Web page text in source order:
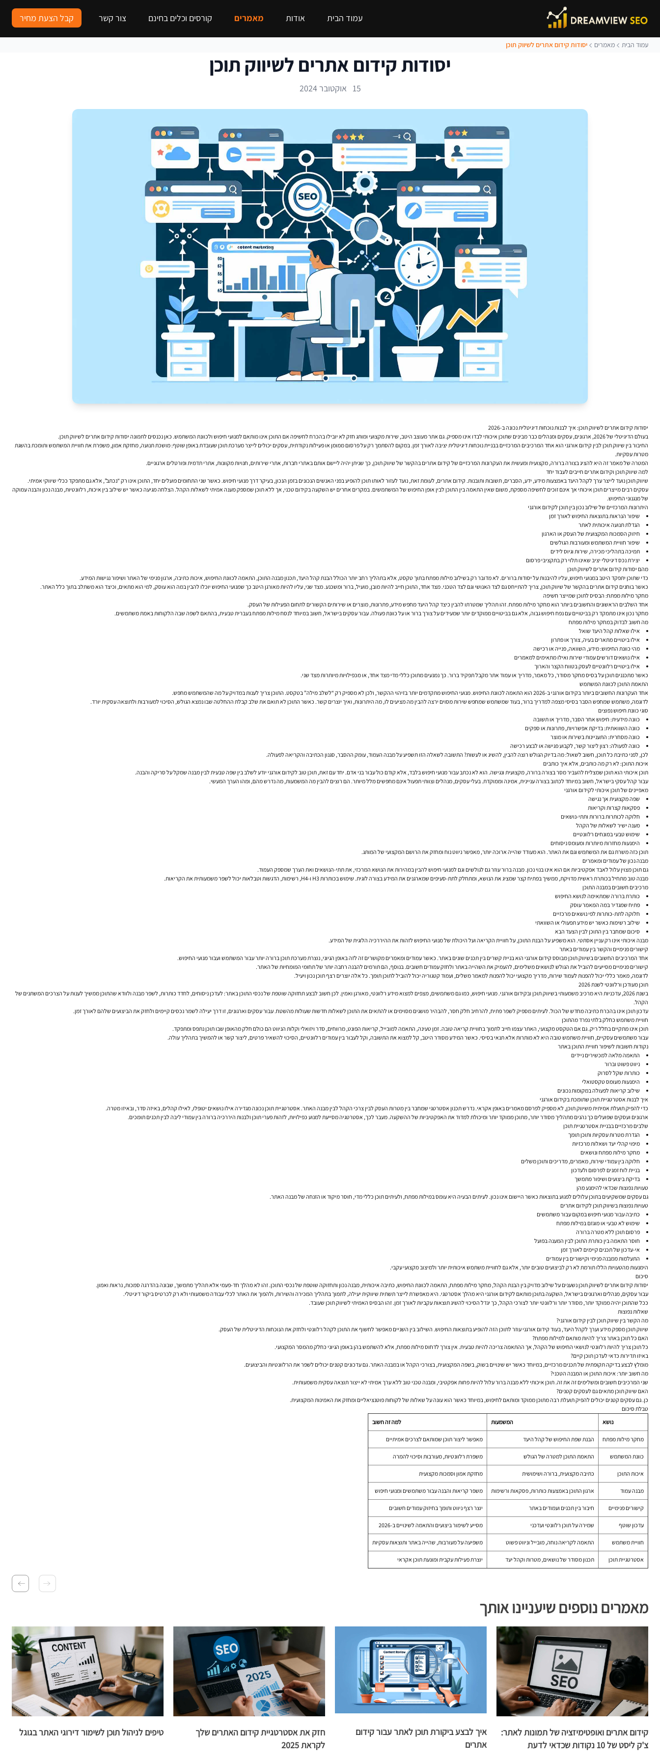
עמוד הבית אודות מאמרים קורסים וכלים בחינם צור קשר קבל הצעת מחיר
עמוד הבית מאמרים יסודות קידום אתרים לשיווק תוכן
יסודות קידום אתרים לשיווק תוכן
15 אוקטובר 2024
יסודות קידום אתרים לשיווק תוכן: איך לבנות נוכחות דיגיטלית נכונה ב-2026
בעולם הדיגיטלי של 2026, ארגונים, עסקים ומנהלים כבר מבינים שתוכן איכותי לבדו אינו מספיק. גם אתר מעוצב היטב, שירות מקצועי ומותג חזק לא יובילו בהכרח לחשיפה אם התוכן אינו מותאם למנועי חיפוש ולכוונת המשתמש. כאן נכנסים לתמונה יסודות קידום אתרים לשיווק תוכן.
החיבור בין שיווק תוכן לבין קידום אורגני הוא אחד המרכיבים המרכזיים בבניית נוכחות דיגיטלית יציבה לאורך זמן. במקום להסתמך רק על פרסום ממומן או פעילות נקודתית, עסקים יכולים לייצר מערכת תוכן שעובדת באופן שוטף: מושכת תנועה, מחזקת אמון, משפרת את חוויית המשתמש ותומכת בהשגת
מטרות עסקיות.
המטרה של מאמר זה היא להציג בצורה ברורה, מקצועית ומעשית את העקרונות המרכזיים של קידום אתרים בהקשר של שיווק תוכן, כך שניתן יהיה ליישם אותם באתרי חברות, אתרי שירותים, חנויות מקוונות, אתרי תדמית ופורטלים ארגוניים.
למה שיווק תוכן וקידום אתרים חייבים לעבוד יחד
שיווק תוכן נועד לייצר ערך לקהל היעד באמצעות מידע, ידע, הסברים, תשובות ותובנות. קידום אתרים, לעומת זאת, נועד לעזור לאותו תוכן להופיע בפני האנשים הנכונים בזמן הנכון, בעיקר דרך מנועי חיפוש. כאשר שני התחומים פועלים יחד, התוכן אינו רק “נכתב”, אלא גם מתפקד ככלי שיווקי אמיתי.
עסקים רבים מייצרים תוכן איכותי אך אינם זוכים לחשיפה מספקת, משום שאין התאמה בין התוכן לבין אופן החיפוש של המשתמשים. במקרים אחרים יש השקעה בקידום טכני, אך ללא תוכן שמספק מענה אמיתי לשאלות הקהל. הצלחה מגיעה כאשר יש שילוב בין איכות, רלוונטיות, מבנה נכון והבנה עמוקה
של מנגנוני החיפוש.
היתרונות המרכזיים של שילוב נכון בין תוכן לקידום אורגני
שיפור הנראות בתוצאות החיפוש לאורך זמן
הגדלת תנועה איכותית לאתר
חיזוק הסמכות המקצועית של העסק או הארגון
שיפור חוויית המשתמש ומעורבות הגולשים
תמיכה בתהליכי מכירה, שירות וגיוס לידים
יצירת נכס דיגיטלי יציב שאינו תלוי רק בתקציבי פרסום
מהם יסודות קידום אתרים לשיווק תוכן
כדי שתוכן יתפקד היטב במנועי חיפוש, עליו להיבנות על יסודות ברורים. לא מדובר רק בשילוב מילות מפתח בתוך טקסט, אלא בתהליך רחב יותר הכולל הבנת קהל היעד, תכנון מבנה התוכן, התאמה לכוונת החיפוש, איכות כתיבה, ארגון פנימי של האתר ושיפור נגישות המידע.
כאשר בוחנים קידום אתריםבהקשר של שיווק תוכן, צריך להתייחס גם לצד האנושי וגם לצד הטכני. מצד אחד, התוכן חייב להיות מובן, מועיל, ברור ומשכנע. מצד שני, עליו להיות מאורגן היטב כך שמנועי החיפוש יוכלו להבין במה הוא עוסק, למי הוא מתאים, וכיצד הוא משתלב בתוך כלל האתר.
מחקר מילות מפתח: הבסיס לתוכן שמייצר חשיפה
אחד השלבים הראשונים והחשובים ביותר הוא מחקר מילות מפתח. זהו תהליך שמטרתו להבין כיצד קהל היעד מחפש מידע, פתרונות, מוצרים או שירותים הקשורים לתחום הפעילות של העסק.
מחקר נכון אינו מתמקד רק בביטויים עם נפח חיפוש גבוה, אלא גם בביטויים ממוקדים יותר שמעידים על צורך ברור או על כוונת פעולה. עבור עסקים בישראל, חשוב במיוחד לנסח מילות מפתח בעברית טבעית, בהתאם לשפה שבה הלקוחות באמת משתמשים.
מה חשוב לבדוק במחקר מילות מפתח
אילו שאלות קהל היעד שואל
אילו ביטויים מתארים בעיה, צורך או פתרון
מהי כוונת החיפוש: מידע, השוואה, פנייה או רכישה
אילו נושאים דורשים עמודי שירות ואילו מתאימים למאמרים
אילו ביטויים רלוונטיים לעסק בטווח הקצר והארוך
כאשר מתכננים תוכן על בסיס מחקר מסודר, כל מאמר, מדריך או עמוד אתר מקבל תפקיד ברור. כך נמנעים מתוכן כללי מדי מצד אחד, או מכפילויות מיותרות מצד שני.
התאמת התוכן לכוונת המשתמש
אחד העקרונות החשובים ביותר בקידום אורגני ב-2026 הוא התאמה לכוונת החיפוש. מנועי החיפוש מתקדמים יותר בזיהוי ההקשר, ולכן לא מספיק רק “לשלב מילה” בטקסט. התוכן צריך לענות במדויק על מה שהמשתמש מחפש.
לדוגמה, משתמש שמחפש הסבר בסיסי מצפה למדריך ברור, בעוד שמשתמש שמחפש שירות מסוים ירצה להבין מה מציעים לו, מה היתרונות, ואיך יוצרים קשר. כאשר התוכן לא תואם את שלב קבלת ההחלטה שבו נמצא הגולש, הסיכוי למעורבות ולתוצאה עסקית יורד.
סוגי כוונת חיפוש נפוצים
כוונה מידעית: חיפוש אחר הסבר, מדריך או תשובה
כוונה השוואתית:בדיקת אפשרויות, פתרונות או ספקים
כוונה מסחרית: התעניינות בשירות או מוצר
כוונה לפעולה: רצון ליצור קשר, לקבוע פגישה או לבצע רכישה
לכן, לפני כתיבת כל תוכן, חשוב לשאול: מה בדיוק הגולש רוצה להבין, להשיג או לעשות? התשובה לשאלה הזו תשפיע על מבנה העמוד, עומק ההסבר, סגנון הכתיבה והקריאה לפעולה.
איכות התוכן: לא רק מה כותבים, אלא איך כותבים
תוכן איכותי הוא תוכן שמצליח להעביר מסר בצורה ברורה, מקצועית ונגישה. הוא לא נכתב עבור מנועי חיפוש בלבד, אלא קודם כול עבור בני אדם. יחד עם זאת, תוכן טוב לקידום אורגני יודע לשלב בין שפה טבעית לבין מבנה שמקל על סריקה והבנה.
עבור קהל עסקי בישראל, חשוב במיוחד לכתוב בצורה עניינית, אמינה וממוקדת. בעלי עסקים, מנהלים וצוותי תפעול אינם מחפשים מלל מיותר. הם רוצים להבין מה המשמעות, מה נדרש מהם, ומהו הערך המעשי.
מאפיינים של תוכן איכותי לקידום אורגני
שפה מקצועית אך נגישה
פסקאות קצרות וקריאות
חלוקה לכותרות ברורות ותתי-נושאים
מענה ישיר לשאלות של הקהל
שימוש טבעי במונחים רלוונטיים
הימנעות מחזרות מיותרות ומעומס ניסוחים
תוכן כזה משרת גם את המשתמש וגם את האתר. הוא מעודד שהייה ארוכה יותר, מאפשר ניווט נוח ומחזק את הרושם המקצועי של המותג.
מבנה נכון של עמודים ומאמרים
גם תוכן מצוין עלול לאבד אפקטיביות אם הוא אינו בנוי נכון. מבנה ברור עוזר גם לגולשים וגם למנועי חיפוש להבין במהירות את הנושא המרכזי, את תתי-הנושאים ואת הערך שמספק העמוד.
מבנה טוב מתחיל בכותרת ראשית מדויקת, ממשיך בפתיח קצר שמציג את הנושא, ומתחלק לתת-סעיפים שמארגנים את המידע בצורה לוגית. שימוש בכותרות H3 ו-H4, רשימות, הדגשות וטבלאות יכול לשפר משמעותית את הקריאות.
מרכיבים חשובים במבנה התוכן
כותרת ברורה שמתאימה לנושא החיפוש
פתיח שמגדיר במה המאמר עוסק
חלוקה לתת-כותרות לפי נושאים מרכזיים
שילוב רשימות כאשר יש מידע תפעולי או השוואתי
סיכום שמחבר בין התוכן לבין הצעד הבא
מבנה איכותי אינו רק עניין אסתטי. הוא משפיע על הבנת התוכן, על חוויית הקריאה ועל היכולת של מנועי החיפוש לזהות את ההיררכיה הלוגית של המידע.
קישורים פנימיים והקשר בין עמודים באתר
אחד המרכיבים החשובים בשיווק תוכן מבוסס קידום אורגני הוא בניית קשרים בין תכנים שונים באתר. כאשר עמודים ומאמרים מקושרים זה לזה באופן הגיוני, נוצרת מערכת תוכן ברורה יותר עבור המשתמש ועבור מנועי החיפוש.
קישורים פנימיים מסייעים להוביל את הגולש לנושאים משלימים, להעמיק את השהייה באתר ולחזק עמודים חשובים. בנוסף, הם תורמים להבנה רחבה יותר של תחומי המומחיות של האתר.
לדוגמה, מאמר כללי יכול להפנות לעמוד שירות, מדריך מקצועי יכול להפנות למאמר משלים, ועמוד קטגוריה יכול להוביל לתוכן תומך. כל אלה יוצרים רצף תוכן נכון ויעיל.
תוכן מעודכן ורלוונטי לשנת 2026
בשנת 2026, עדכניות היא מרכיב משמעותי בשיווק תוכן ובקידום אורגני. מנועי חיפוש, כמו גם משתמשים, מצפים למצוא מידע רלוונטי, מאורגן ואמין. לכן חשוב לבצע תחזוקה שוטפת של נכסי התוכן באתר: לעדכן ניסוחים, לחדד כותרות, לשפר מבנה ולוודא שהתוכן ממשיך לענות על הצרכים המשתנים של
הקהל.
עדכון תוכן אינו בהכרח כתיבה מחדש של הכול. לעיתים מספיק לשפר פתיח, להרחיב חלק חסר, להבהיר מושגים מסוימים או להתאים את התוכן לשאלות חדשות שעולות מהשטח. עבור עסקים וארגונים, זו דרך יעילה לשמר נכסים קיימים ולחזק את הביצועים שלהם לאורך זמן.
חוויית משתמש כחלק בלתי נפרד מהתוכן
תוכן אינו מתקיים בחלל ריק. גם אם הטקסט מקצועי, האתר עצמו חייב לתמוך בחוויית קריאה טובה. זמן טעינה, התאמה למובייל, קריאות הפונט, מרווחים, סדר ויזואלי וקלות הניווט הם כולם חלק מהאופן שבו תוכן נתפס ומתפקד.
עבור משתמשים עסקיים, חוויית משתמש טובה היא לא מותרות אלא תנאי בסיסי. כאשר המידע מסודר היטב, קל למצוא את התשובה, וקל לעבור בין עמודים רלוונטיים, הסיכוי להשאיר פרטים, ליצור קשר או להמשיך בתהליך עולה.
נקודות חשובות לשיפור חוויית התוכן באתר
התאמה מלאה למכשירים ניידים
ניווט פשוט וברור
כותרות שקל לסרוק
הימנעות מעומס טקסטואלי
שילוב קריאות לפעולה במקומות נכונים
איך לבנות אסטרטגיית תוכן שתומכת בקידום אורגני
כדי להפיק תועלת אמיתית משיווק תוכן, לא מספיק לפרסם מאמרים באופן אקראי. נדרש תכנון אסטרטגי שמחבר בין מטרות העסק לבין צרכי הקהל לבין מבנה האתר. אסטרטגיית תוכן נכונה מגדירה אילו נושאים יטופלו, לאילו קהלים, באיזה סדר, ובאיזו מטרה.
ארגונים ועסקים שפועלים כך נהנים מתהליך מסודר יותר, מתוכן ממוקד יותר ומיכולת למדוד את האפקטיביות של ההשקעה. מעבר לכך, אסטרטגיה מסייעת למנוע כפילויות, לזהות פערי תוכן ולבנות היררכיה ברורה בין עמודי ליבה לבין תכנים תומכים.
שלבים מרכזיים בבניית אסטרטגיית תוכן
הגדרת מטרות עסקיות ותוכן תומך
מיפוי קהלי יעד ושאלות מרכזיות
מחקר מילות מפתח ונושאים
חלוקה בין עמודי שירות, מאמרים, מדריכים ותוכן משלים
בניית לוח זמנים לפרסום ולעדכון
בדיקת ביצועים ושיפור מתמשך
טעויות נפוצות שכדאי להימנע מהן
גם עסקים שמשקיעים בתוכן עלולים לפגוע בתוצאות כאשר היישום אינו נכון. לעיתים הבעיה היא עומס במילות מפתח, ולעיתים תוכן כללי מדי, חוסר מיקוד או הזנחה של מבנה האתר.
טעויות נפוצות בשיווק תוכן לקידום אתרים
כתיבה עבור מנועי חיפוש במקום עבור משתמשים
שימוש לא טבעי או מוגזם במילות מפתח
פרסום תוכן ללא מטרה ברורה
חוסר התאמה בין כותרת התוכן לבין המענה בפועל
אי-עדכון של תכנים קיימים לאורך זמן
התעלמות ממבנה פנימי וקישורים בין עמודים
הימנעות מהטעויות הללו תורמת לא רק לביצועים טובים יותר, אלא גם לחוויית משתמש איכותית יותר ולמיצוב מקצועי עקבי.
סיכום
יסודות קידום אתרים לשיווק תוכן נשענים על שילוב מדויק בין הבנת הקהל, מחקר מילות מפתח, התאמה לכוונת החיפוש, כתיבה איכותית, מבנה נכון ותחזוקה שוטפת של נכסי התוכן. זהו לא מהלך חד-פעמי אלא תהליך מתמשך, שבונה בהדרגה סמכות, נראות ואמון.
עבור עסקים, מנהלים וארגונים בישראל, השקעה בתוכן מותאם לקידום אורגני היא מהלך אסטרטגי. היא מאפשרת לייצר תשתית שיווקית יעילה, לתמוך בתהליך המכירה והשירות, ולהפוך את האתר לכלי עבודה משמעותי ולא רק לכרטיס ביקור דיגיטלי.
ככל שהתוכן יהיה ממוקד יותר, מסודר יותר ורלוונטי יותר לצורכי הקהל, כך יגדל הסיכוי להשיג תוצאות עקביות לאורך זמן. זהו הבסיס האמיתי לשיווק תוכן שעובד.
שאלות נפוצות
מה הקשר בין שיווק תוכן לבין קידום אורגני?
שיווק תוכן מספק מידע וערך לקהל היעד, בעוד קידום אורגני עוזר לתוכן הזה להופיע בתוצאות החיפוש. השילוב בין השניים מאפשר לחשוף את התוכן לקהל רלוונטי ולחזק את הנוכחות הדיגיטלית של העסק.
האם כל תוכן באתר צריך להיות מותאם למילות מפתח?
כל תוכן צריך להיות רלוונטי לנושאי החיפוש של הקהל, אך ההתאמה צריכה להיות טבעית. אין צורך לדחוס מילות מפתח, אלא להשתמש בהן באופן הגיוני כחלק מהמסר המקצועי.
באיזו תדירות כדאי לעדכן תוכן קיים?
מומלץ לבצע בדיקה תקופתית של תכנים מרכזיים, במיוחד כאשר יש שינויים בשוק, בשפה המקצועית, בצורכי הקהל או במבנה האתר. גם עדכונים קטנים יכולים לשפר את הרלוונטיות והביצועים.
מה חשוב יותר: איכות התוכן או המבנה הטכני?
שני המרכיבים חשובים ומשלימים זה את זה. תוכן איכותי ללא מבנה ברור עלול להיות פחות אפקטיבי, ומבנה טכני טוב ללא ערך אמיתי לא ייצור תוצאה עסקית משמעותית.
האם שיווק תוכן מתאים גם לעסקים קטנים?
כן. גם עסקים קטנים יכולים להפיק תועלת רבה מתוכן ממוקד ומותאם לחיפוש, במיוחד כאשר הוא עונה על שאלות של לקוחות פוטנציאליים ומחזק את האמינות המקצועית.
טבלת סיכום
נושא
המשמעות למה זה חשוב
מחקר מילות מפתח הבנת שפת החיפוש של קהל היעד מאפשר ליצור תוכן שמותאם לצרכים אמיתיים
כוונת המשתמש התאמת התוכן למטרה של הגולש משפרת רלוונטיות, מעורבות וסיכוי להמרה
איכות התוכן כתיבה מקצועית, ברורה ושימושית מחזקת אמון וסמכות מקצועית
מבנה עמוד ארגון התוכן באמצעות כותרות, פסקאות ורשימות משפר קריאות והבנה עבור משתמשים ומנועי חיפוש
קישורים פנימיים חיבור בין תכנים ועמודים באתר יוצר רצף ניווט ותומך בחיזוק עמודים חשובים
עדכון שוטף שמירה על תוכן רלוונטי ועדכני מסייע לשימור ביצועים והתאמה לשינויים ב-2026
חוויית משתמש התאמה לקריאה נוחה, מובייל וניווט פשוט משפיעה על מעורבות, שהייה באתר ותוצאות עסקיות
אסטרטגיית תוכן תכנון מסודר של נושאים, מטרות וקהל יעד יוצרת פעילות עקבית ומונעת תוכן אקראי
מאמרים נוספים שיעניינו אותך
קידום אתרים ואופטימיזציה של תמונות לאתר:
צ'ק ליסט של 10 נקודות שכדאי לדעת
איך לבצע ביקורת תוכן לאתר עבור קידום
אתרים
חזק את אסטרטגיית קידום האתרים שלך
לקראת 2025
טיפים לניהול תוכן לשימור דירוגי האתר בגוגל